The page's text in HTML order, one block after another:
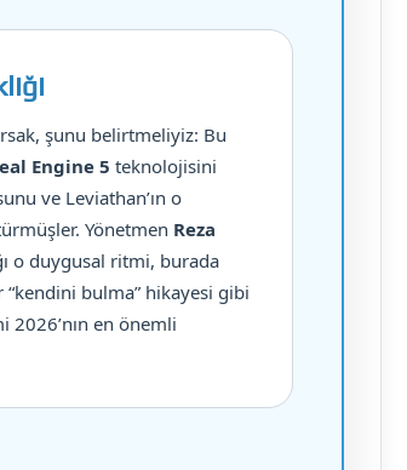
şunu belirtmeliyiz: Bu
Engine 5 teknolojisini
ve Leviathan’ın o
Yönetmen Reza
o duygusal ritmi, burada
bulma” hikayesi gibi
en önemli